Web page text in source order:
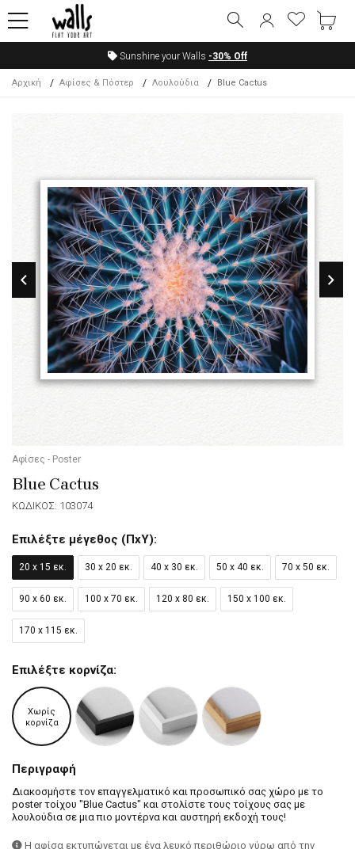
Sunshine your Walls -30% Off
Αρχική Αφίσες & Πόστερ Λουλούδια Blue Cactus
Αφίσες - Poster
Blue Cactus
ΚΩΔΙΚΟΣ: 103074
Επιλέξτε μέγεθος (ΠxΥ):
20 x 15 εκ. 30 x 20 εκ. 40 x 30 εκ. 50 x 40 εκ. 70 x 50 εκ.
90 x 60 εκ. 100 x 70 εκ. 120 x 80 εκ. 150 x 100 εκ.
170 x 115 εκ.
Επιλέξτε κορνίζα:
Χωρίς
κορνίζα
Περιγραφή
Διακοσμήστε τον επαγγελματικό και προσωπικό σας χώρο με το
poster τοίχου "Blue Cactus" και στολίστε τους τοίχους σας με
λουλούδια σε μια πιο μοντέρνα και αυστηρή εκδοχή τους!
Η αφίσα εκτυπώνεται με ένα λευκό περιθώριο γύρω από την